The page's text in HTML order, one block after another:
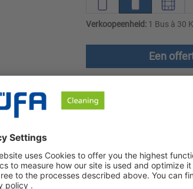
Verkoopeenheid:1 Bus à 30
Een
Downloads
Het is bijzonder effectief in het
stoffen.